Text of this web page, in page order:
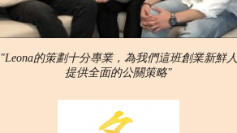
"Leona的策劃十分專業，為我們這班創業新鮮人
提供全面的公關策略"